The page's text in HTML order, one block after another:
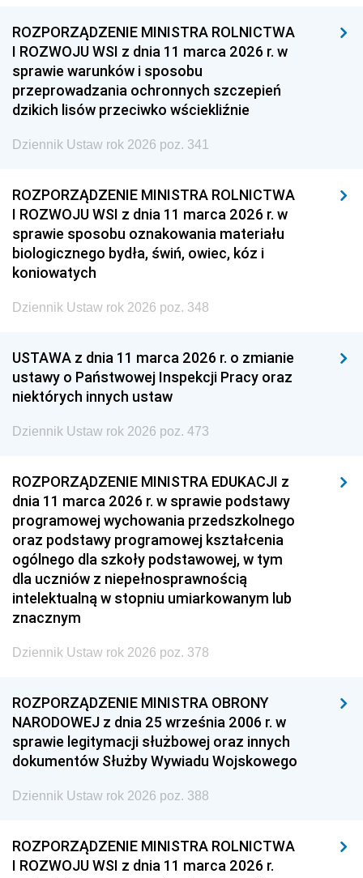
ROZPORZĄDZENIE MINISTRA ROLNICTWA
I ROZWOJU WSI z dnia 11 marca 2026 r. w
sprawie warunków i sposobu
przeprowadzania ochronnych szczepień
dzikich lisów przeciwko wściekliźnie
Dziennik Ustaw rok 2026 poz. 341
ROZPORZĄDZENIE MINISTRA ROLNICTWA
I ROZWOJU WSI z dnia 11 marca 2026 r. w
sprawie sposobu oznakowania materiału
biologicznego bydła, świń, owiec, kóz i
koniowatych
Dziennik Ustaw rok 2026 poz. 348
USTAWA z dnia 11 marca 2026 r. o zmianie
ustawy o Państwowej Inspekcji Pracy oraz
niektórych innych ustaw
Dziennik Ustaw rok 2026 poz. 473
ROZPORZĄDZENIE MINISTRA EDUKACJI z
dnia 11 marca 2026 r. w sprawie podstawy
programowej wychowania przedszkolnego
oraz podstawy programowej kształcenia
ogólnego dla szkoły podstawowej, w tym
dla uczniów z niepełnosprawnością
intelektualną w stopniu umiarkowanym lub
znacznym
Dziennik Ustaw rok 2026 poz. 378
ROZPORZĄDZENIE MINISTRA OBRONY
NARODOWEJ z dnia 25 września 2006 r. w
sprawie legitymacji służbowej oraz innych
dokumentów Służby Wywiadu Wojskowego
Dziennik Ustaw rok 2026 poz. 388
ROZPORZĄDZENIE MINISTRA ROLNICTWA
I ROZWOJU WSI z dnia 11 marca 2026 r.